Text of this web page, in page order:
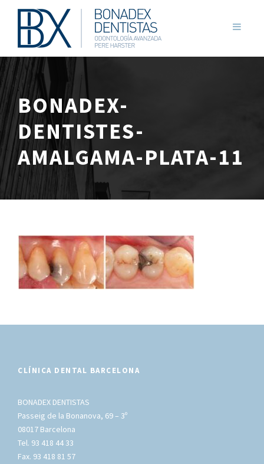
BONADEX-
DENTISTES-
AMALGAMA-PLATA-11
CLÍNICA DENTAL BARCELONA
BONADEX DENTISTAS
Passeig de la Bonanova, 69 – 3º
08017 Barcelona
Tel. 93 418 44 33
Fax. 93 418 81 57